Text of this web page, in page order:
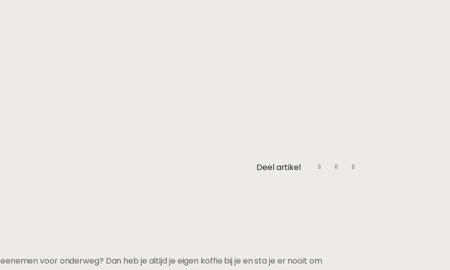
Deel artikel
voor onderweg? Dan heb je altijd je eigen koffie bij je en sta je er nooit om